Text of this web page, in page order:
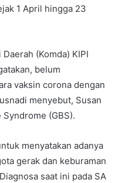
1 April hingga 23
(Komda) KIPI
belum
vaksin corona dengan
menyebut, Susan
(GBS).
menyatakan adanya
gerak dan keburaman
saat ini pada SA